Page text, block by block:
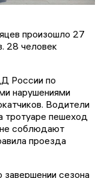
произошло 27
28 человек
России по
нарушениями
Водители
тротуаре пешеход
соблюдают
проезда
завершении сезона